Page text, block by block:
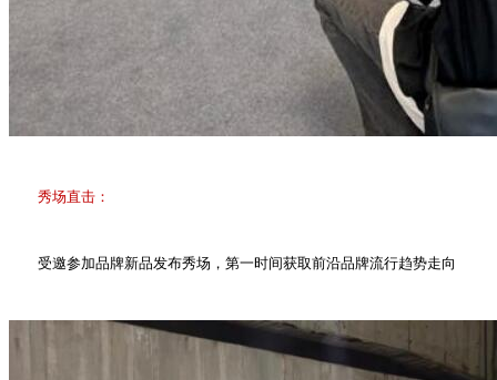
秀场直击：
受邀参加品牌新品发布秀场，第一时间获取前沿品牌流行趋势走向